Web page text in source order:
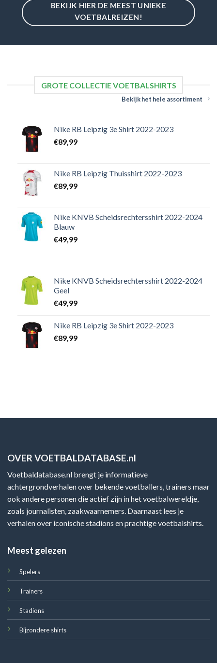
BEKIJK HIER DE MEEST UNIEKE
VOETBALREIZEN!
GROTE COLLECTIE VOETBALSHIRTS
Bekijk het hele assortiment
Nike RB Leipzig 3e Shirt 2022-2023
€89,99
Nike RB Leipzig Thuisshirt 2022-2023
€89,99
Nike KNVB Scheidsrechtersshirt 2022-2024
Blauw
€49,99
Nike KNVB Scheidsrechtersshirt 2022-2024
Geel
€49,99
Nike RB Leipzig 3e Shirt 2022-2023
€89,99
OVER VOETBALDATABASE.nl
Voetbaldatabase.nl brengt je informatieve
achtergrondverhalen over bekende voetballers, trainers maar
ook andere personen die actief zijn in het voetbalwereldje,
zoals journalisten, zaakwaarnemers. Daarnaast lees je
verhalen over iconische stadions en prachtige voetbalshirts.
Meest gelezen
Spelers
Trainers
Stadions
Bijzondere shirts